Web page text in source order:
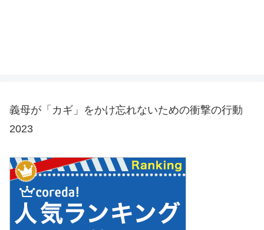
義母が「カギ」をかけ忘れないための衝撃の行動
2023